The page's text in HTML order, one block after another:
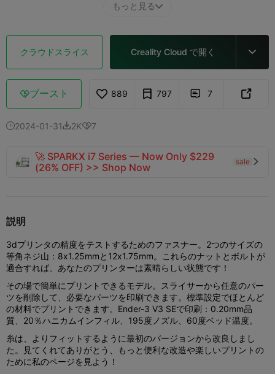
もっと見る
クラウドスライス Creality Cloud で開く 
ブースト 889 797  7 
2024-01-312K7
🚀 SPARKX i7 Series — Now Only $229
(26% OFF) >> Shop Now
sale 
説明
3dプリンタの精度をテストするためのファスナー。2つのサイズの
等角ネジ山：8x1.25mmと12x1.75mm。これらのナットとボルトが
適合すれば、あなたのプリンターは素晴らしい状態です！
その場で簡単にプリントできるモデル。スライサーから任意のパー
ツを削除して、必要なパーツを印刷できます。標準設定でほとんど
の材料でプリントできます。Ender-3 V3 SEで印刷：0.20mm品
質、20％ハニカムインフィル、195度ノズル、60度ベッド温度。
糸は、よりフィットするように最初のバージョンから改良しまし
た。見てくれてありがとう、もっと便利な改造や楽しいプリントの
ために私のページを見よう！